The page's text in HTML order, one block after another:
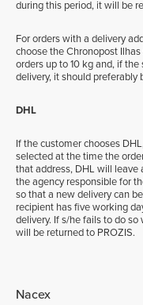
during this period, it will be
For orders with a delivery
choose the Chronopost
orders up to 10 kg and, if
delivery, it should preferably
DHL
If the customer chooses
selected at the time the
that address, DHL will leave
the agency responsible for
so that a new delivery can
recipient has five working
delivery. If s/he fails to do
will be returned to PROZIS.
Nacex